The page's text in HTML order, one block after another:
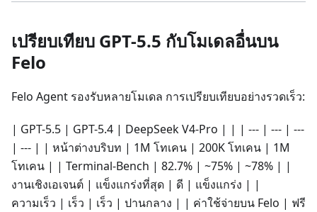
เปรียบเทียบ GPT-5.5 กับโมเดลอื่นบน
Felo
Felo Agent รองรับหลายโมเดล การเปรียบเทียบอย่างรวดเร็ว:
| GPT-5.5 | GPT-5.4 | DeepSeek V4-Pro | | | --- | --- | ---
| --- | | หน้าต่างบริบท | 1M โทเคน | 200K โทเคน | 1M
โทเคน | | Terminal-Bench | 82.7% | ~75% | ~78% | |
งานเชิงเอเจนต์ | แข็งแกร่งที่สุด | ดี | แข็งแกร่ง | |
ความเร็ว | เร็ว | เร็ว | ปานกลาง | | ค่าใช้จ่ายบน Felo | ฟรี